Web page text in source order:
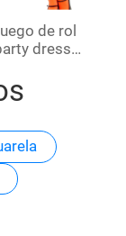
de rol
dress
accesorios